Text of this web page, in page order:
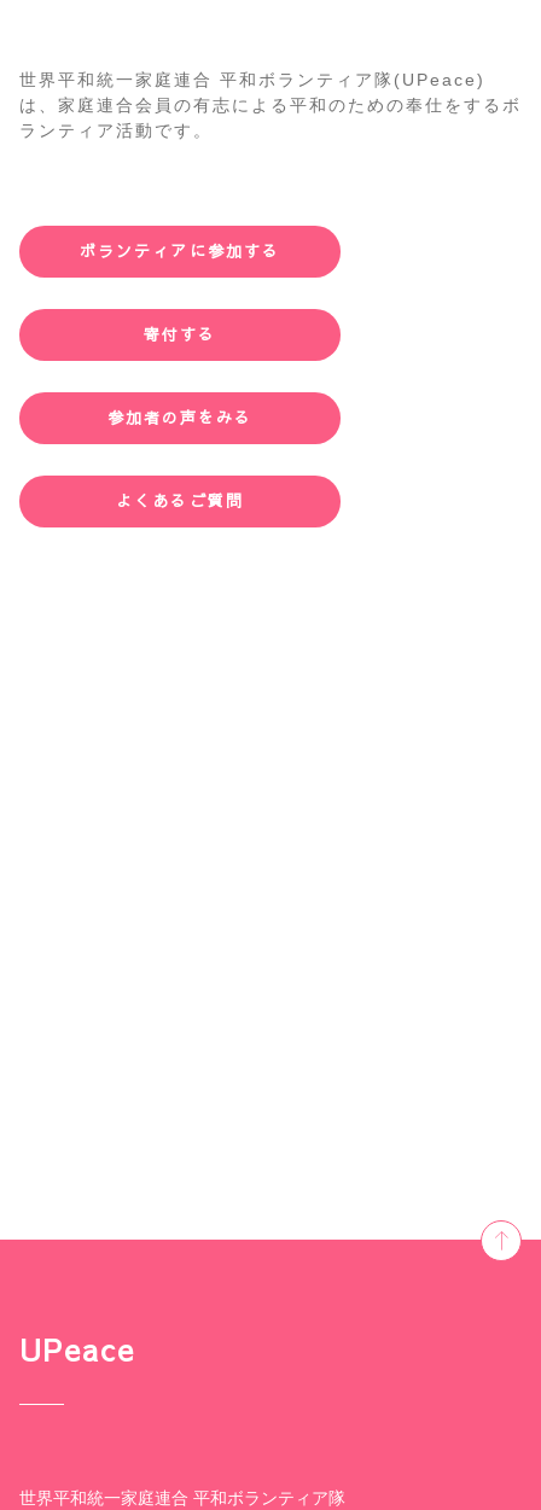
世界平和統一家庭連合 平和ボランティア隊(UPeace)
は、家庭連合会員の有志による平和のための奉仕をするボ
ランティア活動です。
ボランティアに参加する
寄付する
参加者の声をみる
よくあるご質問
UPeace
世界平和統一家庭連合 平和ボランティア隊